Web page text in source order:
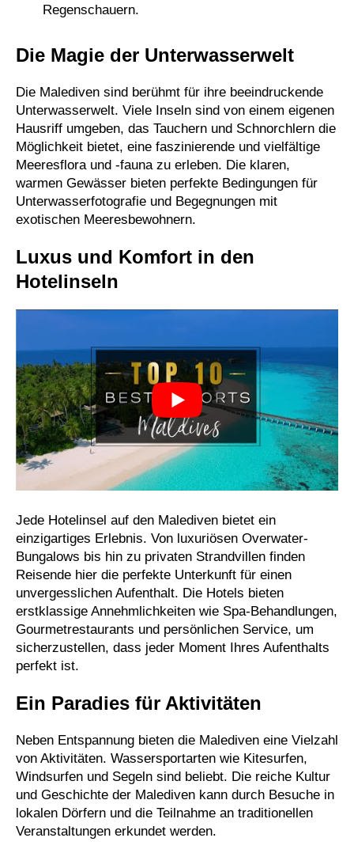
Regenschauern.
Die Magie der Unterwasserwelt
Die Malediven sind berühmt für ihre beeindruckende
Unterwasserwelt. Viele Inseln sind von einem eigenen
Hausriff umgeben, das Tauchern und Schnorchlern die
Möglichkeit bietet, eine faszinierende und vielfältige
Meeresflora und -fauna zu erleben. Die klaren,
warmen Gewässer bieten perfekte Bedingungen für
Unterwasserfotografie und Begegnungen mit
exotischen Meeresbewohnern.
Luxus und Komfort in den
Hotelinseln
Jede Hotelinsel auf den Malediven bietet ein
einzigartiges Erlebnis. Von luxuriösen Overwater-
Bungalows bis hin zu privaten Strandvillen finden
Reisende hier die perfekte Unterkunft für einen
unvergesslichen Aufenthalt. Die Hotels bieten
erstklassige Annehmlichkeiten wie Spa-Behandlungen,
Gourmetrestaurants und persönlichen Service, um
sicherzustellen, dass jeder Moment Ihres Aufenthalts
perfekt ist.
Ein Paradies für Aktivitäten
Neben Entspannung bieten die Malediven eine Vielzahl
von Aktivitäten. Wassersportarten wie Kitesurfen,
Windsurfen und Segeln sind beliebt. Die reiche Kultur
und Geschichte der Malediven kann durch Besuche in
lokalen Dörfern und die Teilnahme an traditionellen
Veranstaltungen erkundet werden.